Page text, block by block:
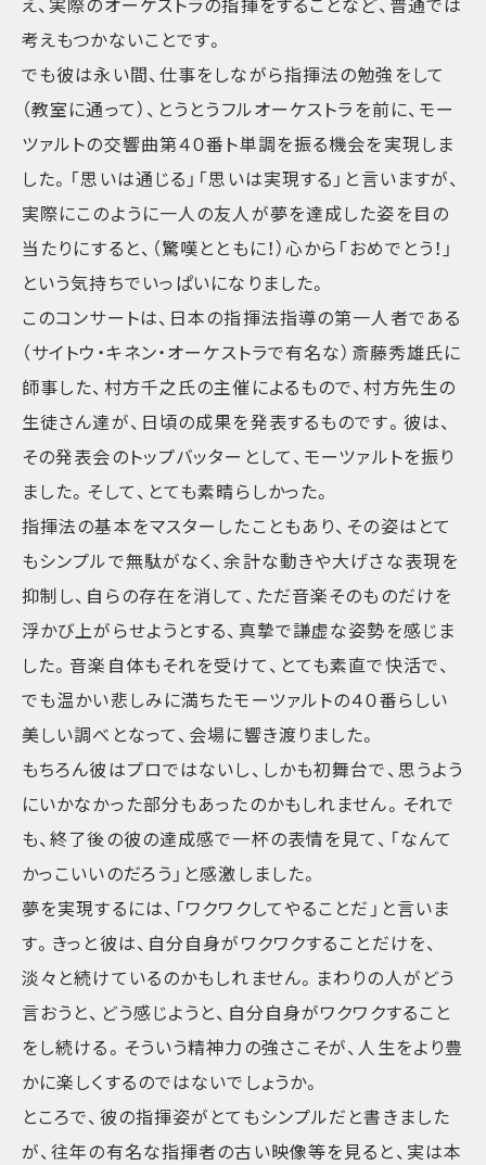
考えもつかないことです。
でも彼は永い間、仕事をしながら指揮法の勉強をして
（教室に通って）、とうとうフルオーケストラを前に、モー
ツァルトの交響曲第４０番ト単調を振る機会を実現しま
した。「思いは通じる」「思いは実現する」と言いますが、
実際にこのように一人の友人が夢を達成した姿を目の
当たりにすると、（驚嘆とともに！）心から「おめでとう！」
という気持ちでいっぱいになりました。
このコンサートは、日本の指揮法指導の第一人者である
（サイトウ・キネン・オーケストラで有名な）斎藤秀雄氏に
師事した、村方千之氏の主催によるもので、村方先生の
生徒さん達が、日頃の成果を発表するものです。彼は、
その発表会のトップバッターとして、モーツァルトを振り
ました。そして、とても素晴らしかった。
指揮法の基本をマスターしたこともあり、その姿はとて
もシンプルで無駄がなく、余計な動きや大げさな表現を
抑制し、自らの存在を消して、ただ音楽そのものだけを
浮かび上がらせようとする、真摯で謙虚な姿勢を感じま
した。音楽自体もそれを受けて、とても素直で快活で、
でも温かい悲しみに満ちたモーツァルトの４０番らしい
美しい調べとなって、会場に響き渡りました。
もちろん彼はプロではないし、しかも初舞台で、思うよう
にいかなかった部分もあったのかもしれません。それで
も、終了後の彼の達成感で一杯の表情を見て、「なんて
かっこいいのだろう」と感激しました。
夢を実現するには、「ワクワクしてやることだ」と言いま
す。きっと彼は、自分自身がワクワクすることだけを、
淡々と続けているのかもしれません。まわりの人がどう
言おうと、どう感じようと、自分自身がワクワクすること
をし続ける。そういう精神力の強さこそが、人生をより豊
かに楽しくするのではないでしょうか。
ところで、彼の指揮姿がとてもシンプルだと書きました
が、往年の有名な指揮者の古い映像等を見ると、実は本